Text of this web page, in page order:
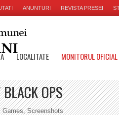
ANUNTURI REVISTA PRESEI
LOCALITATE MONITORUL
OPS
Games,Screenshots